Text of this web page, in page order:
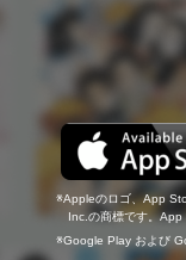
Appleのロゴ、App
Inc.の商標です。App
Google Play および